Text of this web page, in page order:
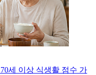
세 이상 식생활 점수 가